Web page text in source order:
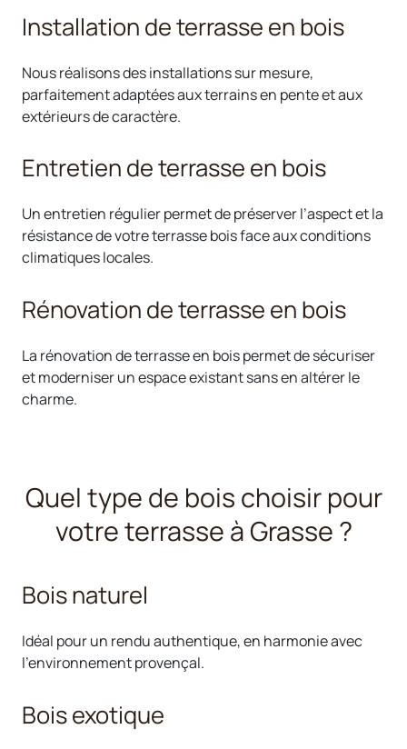
Installation de terrasse en bois
Nous réalisons des installations sur mesure,
parfaitement adaptées aux terrains en pente et aux
extérieurs de caractère.
Entretien de terrasse en bois
Un entretien régulier permet de préserver l’aspect et la
résistance de votre terrasse bois face aux conditions
climatiques locales.
Rénovation de terrasse en bois
La rénovation de terrasse en bois permet de sécuriser
et moderniser un espace existant sans en altérer le
charme.
Quel type de bois choisir pour
votre terrasse à Grasse ?
Bois naturel
Idéal pour un rendu authentique, en harmonie avec
l’environnement provençal.
Bois exotique